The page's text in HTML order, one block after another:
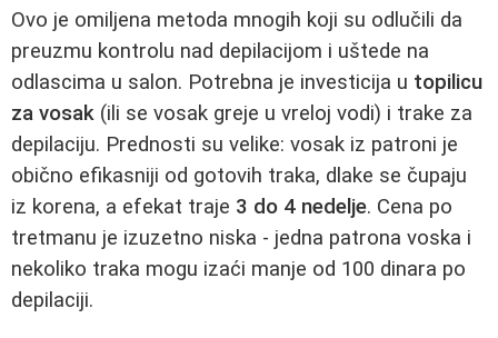
Ovo je omiljena metoda mnogih koji su odlučili da
preuzmu kontrolu nad depilacijom i uštede na
odlascima u salon. Potrebna je investicija u topilicu
za vosak (ili se vosak greje u vreloj vodi) i trake za
depilaciju. Prednosti su velike: vosak iz patroni je
obično efikasniji od gotovih traka, dlake se čupaju
iz korena, a efekat traje 3 do 4 nedelje. Cena po
tretmanu je izuzetno niska - jedna patrona voska i
nekoliko traka mogu izaći manje od 100 dinara po
depilaciji.